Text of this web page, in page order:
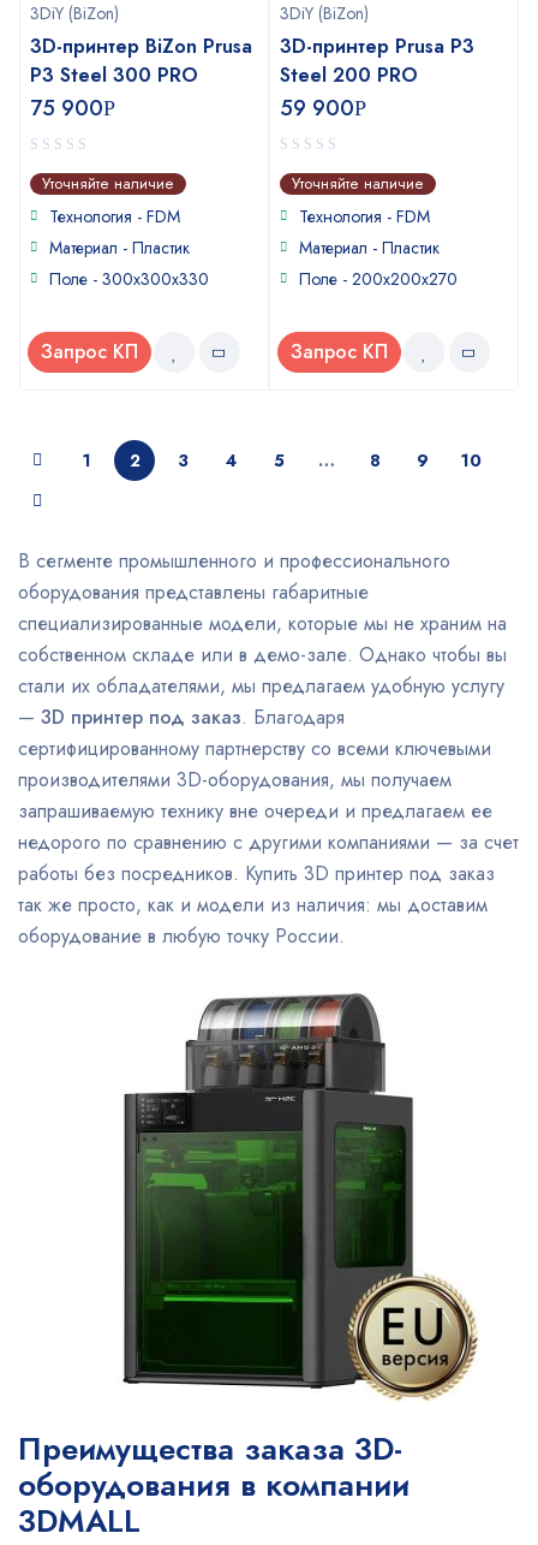
3DiY (BiZon)
3D-принтер BiZon Prusa
P3 Steel 300 PRO
75 900Р
0
out
of
Уточняйте наличие
Технология - FDM
Материал - Пластик
Поле - 300x300x330
Запрос КП
3DiY (BiZon)
3D-принтер Prusa P3
Steel 200 PRO
59 900Р
0
out
of
Уточняйте наличие
Технология - FDM
Материал - Пластик
Поле - 200х200х270
Запрос КП
1 2 3 4 5 … 8 9 10
В сегменте промышленного и профессионального
оборудования представлены габаритные
специализированные модели, которые мы не храним на
собственном складе или в демо-зале. Однако чтобы вы
стали их обладателями, мы предлагаем удобную услугу
— 3D принтер под заказ. Благодаря
сертифицированному партнерству со всеми ключевыми
производителями 3D-оборудования, мы получаем
запрашиваемую технику вне очереди и предлагаем ее
недорого по сравнению с другими компаниями — за счет
работы без посредников. Купить 3D принтер под заказ
так же просто, как и модели из наличия: мы доставим
оборудование в любую точку России.
Преимущества заказа 3D-
оборудования в компании
3DMALL